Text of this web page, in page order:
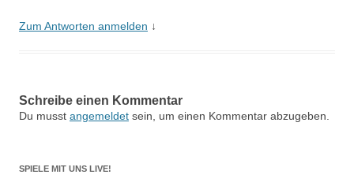
Zum Antworten anmelden ↓
Schreibe einen Kommentar
Du musst angemeldet sein, um einen Kommentar abzugeben.
SPIELE MIT UNS LIVE!